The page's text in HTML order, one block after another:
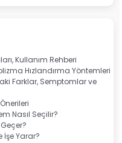
Kullanım Rehberi
Hızlandırma Yöntemleri
Farklar, Semptomlar ve
Nasıl Seçilir?
İşe Yarar?